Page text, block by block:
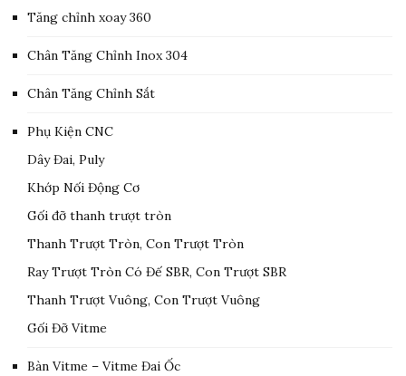
Tăng chỉnh xoay 360
Chân Tăng Chỉnh Inox 304
Chân Tăng Chỉnh Sắt
Phụ Kiện CNC
Dây Đai, Puly
Khớp Nối Động Cơ
Gối đỡ thanh trượt tròn
Thanh Trượt Tròn, Con Trượt Tròn
Ray Trượt Tròn Có Đế SBR, Con Trượt SBR
Thanh Trượt Vuông, Con Trượt Vuông
Gối Đỡ Vitme
Bàn Vitme – Vitme Đai Ốc